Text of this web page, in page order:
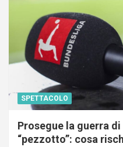
SPETTACOLO
Prosegue la guerra di
“pezzotto”: cosa